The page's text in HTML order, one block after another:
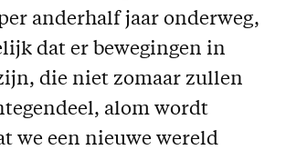
anderhalf jaar onderweg,
dat er bewegingen in
die niet zomaar zullen
alom wordt
we een nieuwe wereld